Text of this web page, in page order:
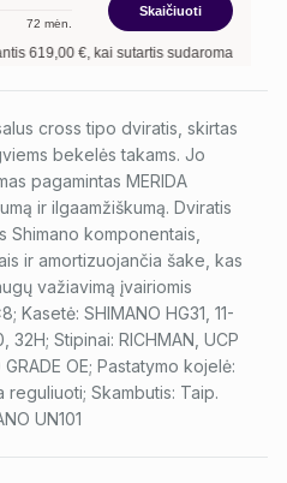
72 mėn.
Skaičiuoti
€, kai sutartis sudaroma12mėn.
cross tipo dviratis, skirtas
bekelės takams. Jo
pagamintas MERIDA
ir ilgaamžiškumą. Dviratis
Shimano komponentais,
ir amortizuojančia šake, kas
važiavimą įvairiomis
Kasetė: SHIMANO HG31, 11-
32H; Stipinai: RICHMAN, UCP
OE; Pastatymo kojelė:
reguliuoti; Skambutis: Taip.
UN101